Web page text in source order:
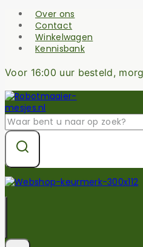
Skip
content
Over ons
Contact
Winkelwagen
Kennisbank
Voor 16:00 uur besteld,
Zoek
naar: